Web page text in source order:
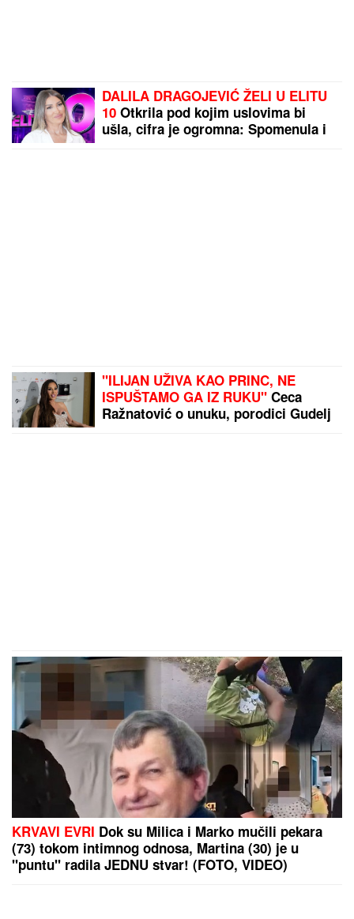
DALILA DRAGOJEVIĆ ŽELI U ELITU
10 Otkrila pod kojim uslovima bi
ušla, cifra je ogromna: Spomenula i
"ILIJAN UŽIVA KAO PRINC, NE
ISPUŠTAMO GA IZ RUKU" Ceca
Ražnatović o unuku, porodici Gudelj
KRVAVI EVRI Dok su Milica i Marko mučili pekara
(73) tokom intimnog odnosa, Martina (30) je u
"puntu" radila JEDNU stvar! (FOTO, VIDEO)